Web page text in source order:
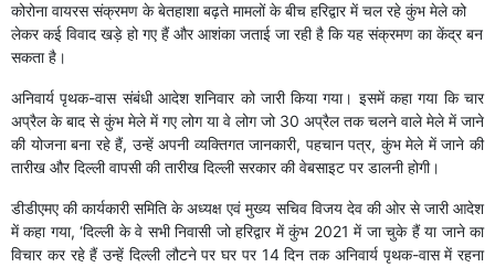
कोरोना वायरस संक्रमण के बेतहाशा बढ़ते मामलों के बीच हरिद्वार में चल रहे कुंभ मेले को
लेकर कई विवाद खड़े हो गए हैं और आशंका जताई जा रही है कि यह संक्रमण का केंद्र बन
सकता है।
अनिवार्य पृथक-वास संबंधी आदेश शनिवार को जारी किया गया। इसमें कहा गया कि चार
अप्रैल के बाद से कुंभ मेले में गए लोग या वे लोग जो 30 अप्रैल तक चलने वाले मेले में जाने
की योजना बना रहे हैं, उन्हें अपनी व्यक्तिगत जानकारी, पहचान पत्र, कुंभ मेले में जाने की
तारीख और दिल्ली वापसी की तारीख दिल्ली सरकार की वेबसाइट पर डालनी होगी।
डीडीएमए की कार्यकारी समिति के अध्यक्ष एवं मुख्य सचिव विजय देव की ओर से जारी आदेश
में कहा गया, ‘दिल्ली के वे सभी निवासी जो हरिद्वार में कुंभ 2021 में जा चुके हैं या जाने का
विचार कर रहे हैं उन्हें दिल्ली लौटने पर घर पर 14 दिन तक अनिवार्य पृथक-वास में रहना